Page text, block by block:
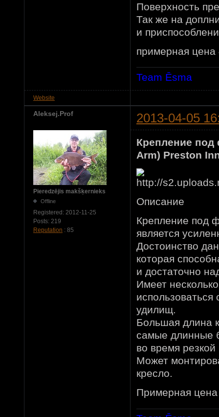
Поверхность
Так же на
и
примерная цена
Team Ēsma
Website
Aleksej.Prof 2013-04-05
Pieredzējis makšķernieks
Offline
Registered: 2012-11-25
Posts: 219
Reputation : 85
Крепление под
Arm) Preston
Описание
Крепление под
является
Достоинство
которая
и достаточно
Имеет
удилищ.
Большая длина
самые длинные
во время резкой
Может
кресло.
Примерная